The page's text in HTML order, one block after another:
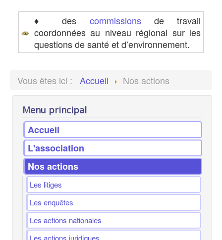
♦ des commissionsde travail
coordonnées au niveau régional sur les
questions de santé et d’environnement.
Vous êtes ici : Accueil Nos actions
Menu principal
Accueil
L'association
Nos actions
Les litiges
Les enquêtes
Les actions nationales
Les actions juridiques